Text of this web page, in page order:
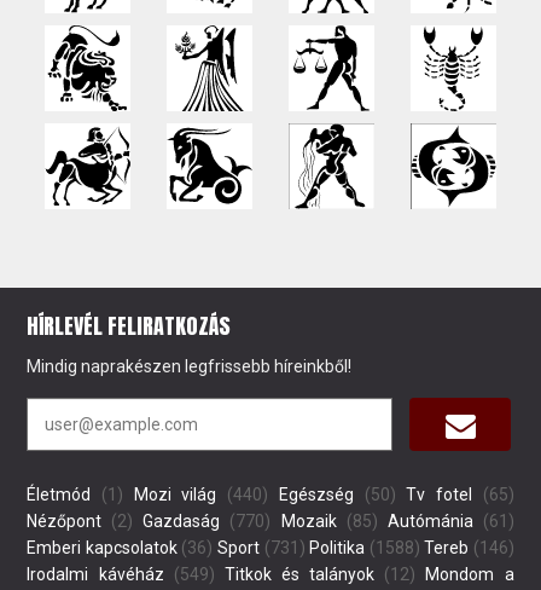
HÍRLEVÉL FELIRATKOZÁS
Mindig naprakészen legfrissebb híreinkből!
Életmód (1) Mozi világ (440) Egészség (50) Tv fotel
(65)
Nézőpont (2) Gazdaság (770) Mozaik(85) Autómánia (61)
Emberi kapcsolatok(36) Sport (731) Politika (1588) Tereb (146)
Irodalmi kávéház (549) Titkok és talányok (12)
Mondom a